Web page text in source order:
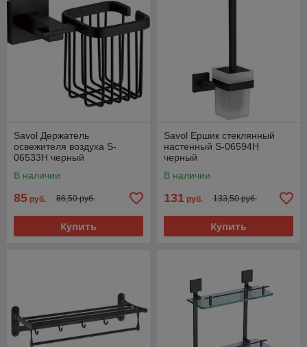
Savol Держатель
освежителя воздуха S-
06533H черный
В наличии
85 руб. 86,50 руб.
Купить
Savol Ершик стеклянный
настенный S-06594H
черный
В наличии
131 руб. 133,50 руб.
Купить